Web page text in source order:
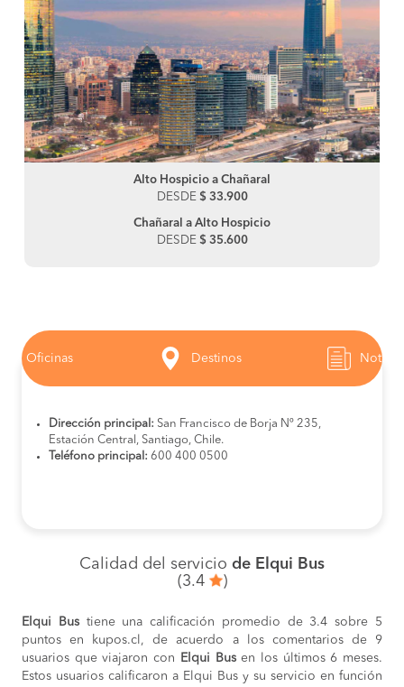
Alto Hospicio a Chañaral
DESDE $ 33.900
Chañaral a Alto Hospicio
DESDE $ 35.600
Oficinas Destinos
Dirección principal: San Francisco de Borja Nº 235,
Estación Central, Santiago, Chile.
Teléfono principal: 600 400 0500
Calidad del servicio de Elqui Bus
(3.4
)
Elqui Bustiene una calificación promedio de 3.4 sobre 5
puntos en kupos.cl, de acuerdo a los comentarios de 9
usuarios que viajaron con
Elqui Busen los últimos 6 meses.
Estos usuarios calificaron a Elqui Bus y su servicio en función